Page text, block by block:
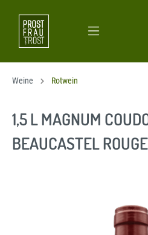
Weine Rotwein
1,5 L MAGNUM
BEAUCASTEL